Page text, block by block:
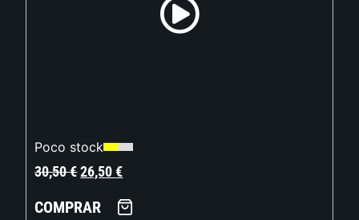
Poco stock
30,50€26,50€
COMPRAR